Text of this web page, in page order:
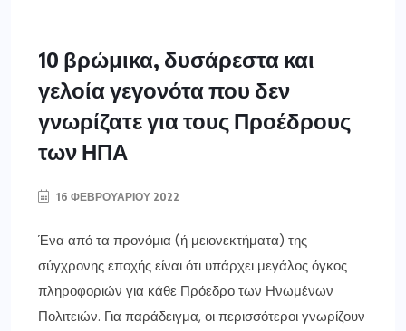
10 βρώμικα, δυσάρεστα και
γελοία γεγονότα που δεν
γνωρίζατε για τους Προέδρους
των ΗΠΑ
16 ΦΕΒΡΟΥΑΡΊΟΥ 2022
Ένα από τα προνόμια (ή μειονεκτήματα) της
σύγχρονης εποχής είναι ότι υπάρχει μεγάλος όγκος
πληροφοριών για κάθε Πρόεδρο των Ηνωμένων
Πολιτειών. Για παράδειγμα, οι περισσότεροι γνωρίζουν